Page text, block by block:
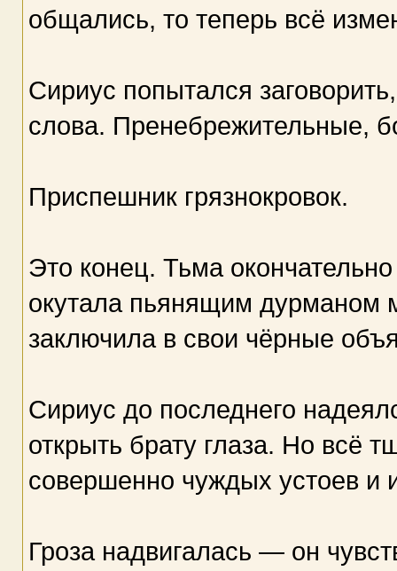
общались, то теперь всё
Сириус попытался
слова. Пренебрежительные,
Приспешник грязнокровок.
Это конец. Тьма
окутала пьянящим дурманом
заключила в свои чёрные
Сириус до последнего
открыть брату глаза. Но всё
совершенно чуждых устоев и
Гроза надвигалась — он